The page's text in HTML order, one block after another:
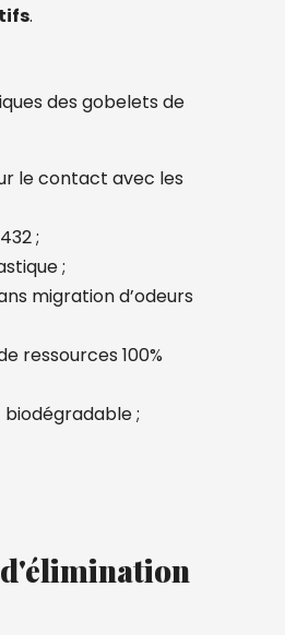
.
des gobelets de
le contact avec les
;
;
migration d’odeurs
ressources 100%
;